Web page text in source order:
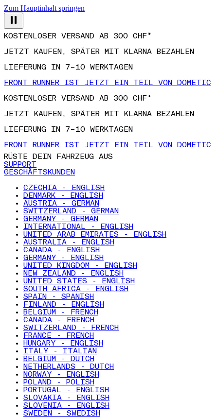
Zum Hauptinhalt springen
JETZT KAUFEN, SPÄTER MIT KLARNA BEZAHLEN
LIEFERUNG IN 7–10 WERKTAGEN
FRONT RUNNER IST JETZT EIN TEIL VON DOMETIC
KOSTENLOSER VERSAND AB 300 CHF*
JETZT KAUFEN, SPÄTER MIT KLARNA BEZAHLEN
LIEFERUNG IN 7–10 WERKTAGEN
FRONT RUNNER IST JETZT EIN TEIL VON DOMETIC
RÜSTE DEIN FAHRZEUG AUS
SUPPORT
GESCHÄFTSKUNDEN
CZECHIA - ENGLISH
DENMARK - ENGLISH
AUSTRIA - GERMAN
SWITZERLAND - GERMAN
GERMANY - GERMAN
INTERNATIONAL - ENGLISH
UNITED ARAB EMIRATES - ENGLISH
AUSTRALIA - ENGLISH
CANADA - ENGLISH
GERMANY - ENGLISH
UNITED KINGDOM - ENGLISH
NEW ZEALAND - ENGLISH
UNITED STATES - ENGLISH
SOUTH AFRICA - ENGLISH
SPAIN - SPANISH
FINLAND - ENGLISH
BELGIUM - FRENCH
CANADA - FRENCH
SWITZERLAND - FRENCH
FRANCE - FRENCH
HUNGARY - ENGLISH
ITALY - ITALIAN
BELGIUM - DUTCH
NETHERLANDS - DUTCH
NORWAY - ENGLISH
POLAND - POLISH
PORTUGAL - ENGLISH
SLOVAKIA - ENGLISH
SLOVENIA - ENGLISH
SWEDEN - SWEDISH